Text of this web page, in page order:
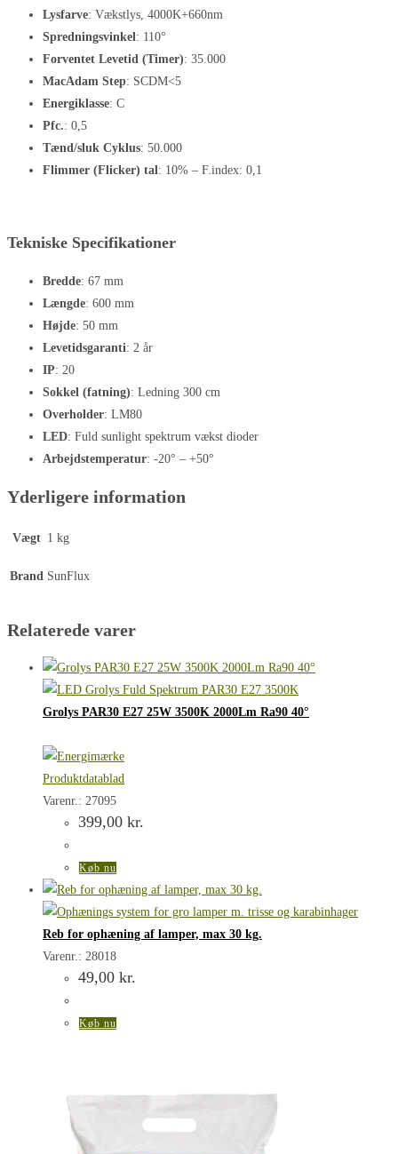
Lysfarve: Vækstlys, 4000K+660nm
Spredningsvinkel : 110°
Forventet Levetid (Timer): 35.000
MacAdam Step: SCDM<5
Energiklasse: C
Pfc.: 0,5
Tænd/sluk Cyklus: 50.000
Flimmer (Flicker) tal : 10% – F.index: 0,1
Tekniske Specifikationer
Bredde: 67 mm
Længde: 600 mm
Højde: 50 mm
Levetidsgaranti: 2 år
IP: 20
Sokkel (fatning): Ledning 300 cm
Overholder: LM80
LED: Fuld sunlight spektrum vækst dioder
Arbejdstemperatur: -20° – +50°
Yderligere information
Vægt 1 kg
Brand SunFlux
Relaterede varer
Grolys PAR30 E27 25W 3500K 2000Lm Ra90 40°
Produktdatablad
Varenr.: 27095
399,00 kr.
Køb nu
Reb for ophæning af lamper, max 30 kg.
Varenr.: 28018
49,00 kr.
Køb nu